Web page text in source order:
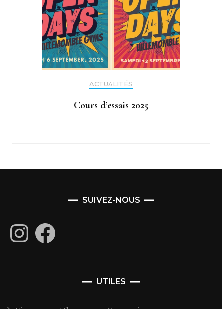
ACTUALITÉS
Cours d’essais 2025
SUIVEZ-NOUS
InstagramFacebook
UTILES